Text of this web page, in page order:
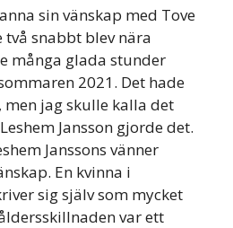
sin vänskap med Tove
två snabbt blev nära
många glada stunder
2021. Det hade
jag skulle kalla det
Jansson gjorde det.
Janssons vänner
En kvinna i
sig själv som mycket
var ett